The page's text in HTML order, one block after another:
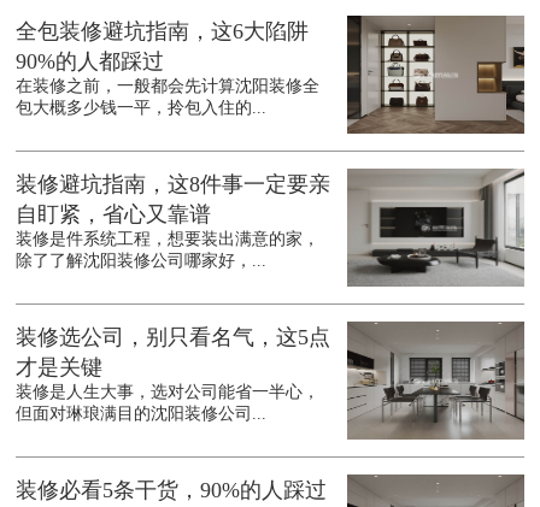
全包装修避坑指南，这6大陷阱
90%的人都踩过
在装修之前，一般都会先计算沈阳装修全
包大概多少钱一平，拎包入住的...
装修避坑指南，这8件事一定要亲
自盯紧，省心又靠谱
装修是件系统工程，想要装出满意的家，
除了了解沈阳装修公司哪家好，...
装修选公司，别只看名气，这5点
才是关键
装修是人生大事，选对公司能省一半心，
但面对琳琅满目的沈阳装修公司...
装修必看5条干货，90%的人踩过